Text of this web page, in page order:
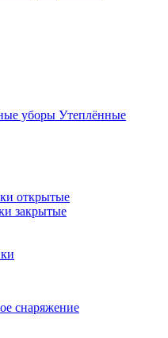
Утеплённые
открытые
закрытые
снаряжение